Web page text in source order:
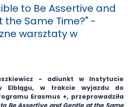
to Be Assertive and
the Same Time?" -
warsztaty w
- adiunkt w Instytucie
Elblągu, w trakcie wyjazdu do
Erasmus +, przeprowadziła
Be Assertive and Gentle at the Same